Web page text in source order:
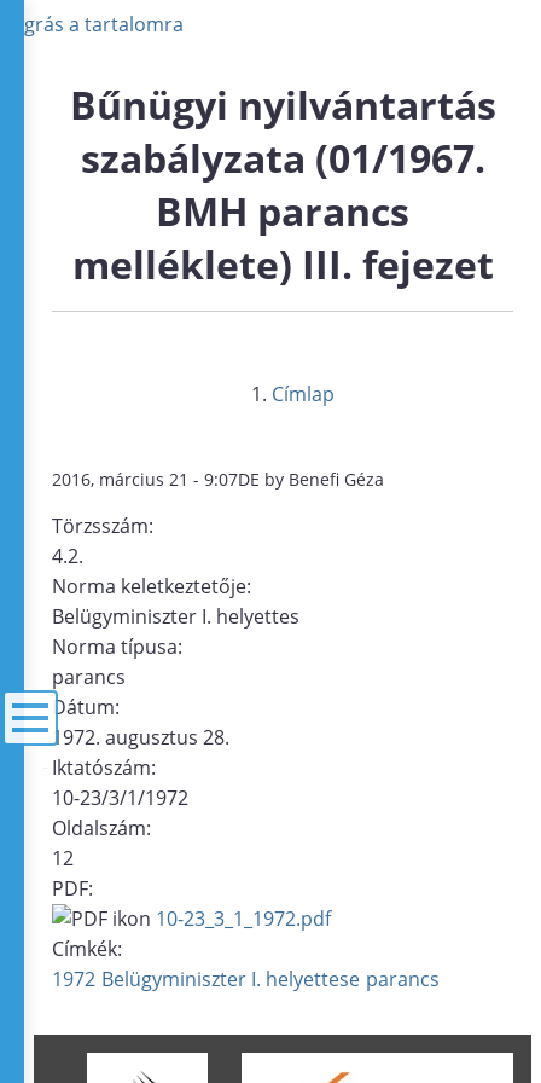
Ugrás a tartalomra
Bűnügyi nyilvántartás
szabályzata (01/1967.
BMH parancs
melléklete) III. fejezet
Címlap
2016, március 21 - 9:07DE by Benefi Géza
Törzsszám:
4.2.
Norma keletkeztetője:
Belügyminiszter I. helyettes
Norma típusa:
parancs
Dátum:
1972. augusztus 28.
Iktatószám:
10-23/3/1/1972
Oldalszám:
12
PDF:
10-23_3_1_1972.pdf
Címkék:
1972 Belügyminiszter I. helyettese parancs